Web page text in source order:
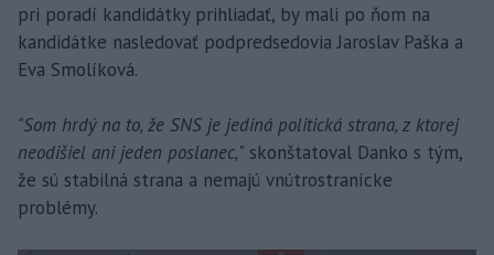
pri poradí kandidátky prihliadať, by mali po ňom na
kandidátke nasledovať podpredsedovia Jaroslav Paška a
Eva Smolíková.
"Som hrdý na to, že SNS je jediná politická strana, z ktorej
neodišiel ani jeden poslanec," skonštatoval Danko s tým,
že sú stabilná strana a nemajú vnútrostranícke
problémy.